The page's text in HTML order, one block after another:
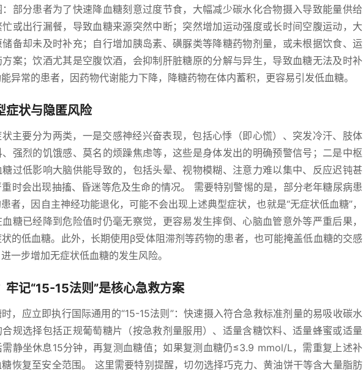
部分患者为了快速降血糖刻意过度节食，大幅减少碳水化合物摄入导致能量供给
或出行漏餐，导致血糖来源突然中断；突然增加运动强度或长时间空腹运动，大
备却未及时补充；自行增加胰岛素、磺脲类等降糖药物剂量，或未根据饮食、运
案；饮酒尤其是空腹饮酒，会抑制肝脏糖原的分解与异生，导致血糖无法及时补
异常的患者，因药物代谢能力下降，降糖药物在体内蓄积，更容易引发低血糖。
症状与隐匿风险
主要分为两类，一是交感神经兴奋表现，包括心悸（即心慌）、突发冷汗、肢体
强烈的饥饿感、莫名的烦躁焦虑等，这些是身体发出的明确预警信号；二是中枢
过低影响大脑供能导致的，包括头晕、视物模糊、注意力难以集中、反应迟钝甚
时会出现抽搐、昏迷等危及生命的情况。 需要特别警惕的是，部分老年糖尿病患
者，因自主神经功能退化，可能不会出现上述典型症状，也就是“无症状低血糖”，
糖已经降到危险值时仍毫无察觉，更容易发生摔倒、心脑血管意外等严重后果，
的低血糖。此外，长期使用β受体阻滞剂等药物的患者，也可能掩盖低血糖的交感
一步增加无症状低血糖的发生风险。
牢记“15-15法则”是核心急救方案
，应立即执行国际通用的“15-15法则”：快速摄入符合急救标准剂量的易吸收碳水
规选择包括正规葡萄糖片（按急救剂量服用）、适量含糖饮料、适量蜂蜜或适量
静坐休息15分钟，再复测血糖值；如果复测血糖仍≤3.9 mmol/L，需重复上述补
恢复至安全范围。 这里需要特别提醒，切勿选择巧克力、黄油饼干等含大量脂肪